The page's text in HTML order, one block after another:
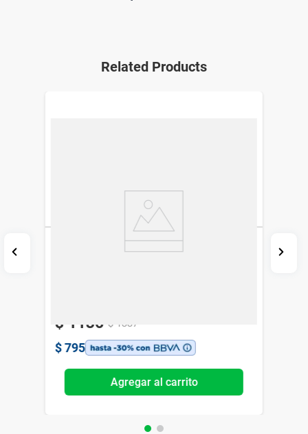
Related Products
$ 1136 $ 1337
$ 795
Agregar al carrito